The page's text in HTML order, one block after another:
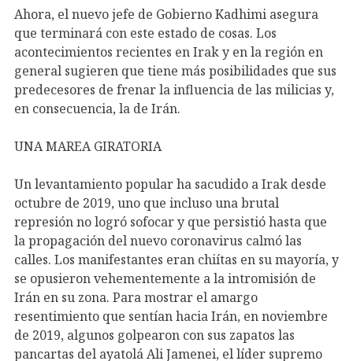
Ahora, el nuevo jefe de Gobierno Kadhimi asegura
que terminará con este estado de cosas. Los
acontecimientos recientes en Irak y en la región en
general sugieren que tiene más posibilidades que sus
predecesores de frenar la influencia de las milicias y,
en consecuencia, la de Irán.
UNA MAREA GIRATORIA
Un levantamiento popular ha sacudido a Irak desde
octubre de 2019, uno que incluso una brutal
represión no logró sofocar y que persistió hasta que
la propagación del nuevo coronavirus calmó las
calles. Los manifestantes eran chiítas en su mayoría, y
se opusieron vehementemente a la intromisión de
Irán en su zona. Para mostrar el amargo
resentimiento que sentían hacia Irán, en noviembre
de 2019, algunos golpearon con sus zapatos las
pancartas del ayatolá Ali Jamenei, el líder supremo